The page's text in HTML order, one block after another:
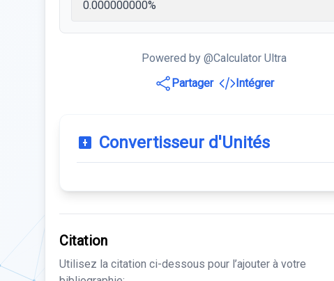
Powered by @Calculator Ultra
Partager
Intégrer
Convertisseur d'Unités
Citation
Utilisez la citation ci-dessous pour l’ajouter à votre